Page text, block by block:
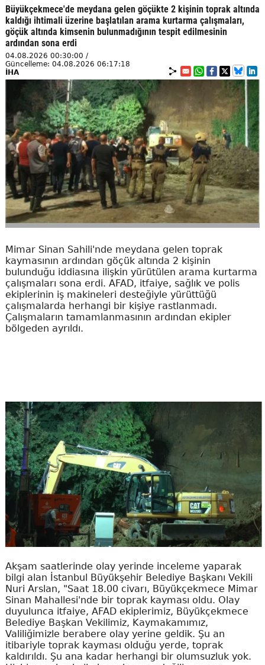
Büyükçekmece'de meydana gelen göçükte 2 kişinin toprak altında
kaldığı ihtimali üzerine başlatılan arama kurtarma çalışmaları,
göçük altında kimsenin bulunmadığının tespit edilmesinin
ardından sona erdi
04.08.2026 00:30:00 /
Güncelleme: 04.08.2026 06:17:18
İHA
Mimar Sinan Sahili'nde meydana gelen toprak
kaymasının ardından göçük altında 2 kişinin
bulunduğu iddiasına ilişkin yürütülen arama kurtarma
çalışmaları sona erdi. AFAD, itfaiye, sağlık ve polis
ekiplerinin iş makineleri desteğiyle yürüttüğü
çalışmalarda herhangi bir kişiye rastlanmadı.
Çalışmaların tamamlanmasının ardından ekipler
bölgeden ayrıldı.
Akşam saatlerinde olay yerinde inceleme yaparak
bilgi alan İstanbul Büyükşehir Belediye Başkanı Vekili
Nuri Arslan, "Saat 18.00 civarı, Büyükçekmece Mimar
Sinan Mahallesi'nde bir toprak kayması oldu. Olay
duyulunca itfaiye, AFAD ekiplerimiz, Büyükçekmece
Belediye Başkan Vekilimiz, Kaymakamımız,
Valiliğimizle berabere olay yerine geldik. Şu an
itibariyle toprak kayması olduğu yerde, toprak
kaldırıldı. Şu ana kadar herhangi bir olumsuzluk yok.